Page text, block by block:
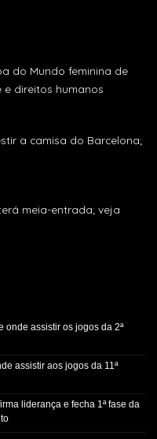
do Mundo feminina de
e direitos humanos
a camisa do Barcelona;
meia-entrada; veja
onde assistir os jogos da 2ª
assistir aos jogos da 11ª
liderança e fecha 1ª fase da